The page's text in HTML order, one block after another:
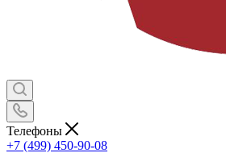
Телефоны
+7 (499) 450-90-08